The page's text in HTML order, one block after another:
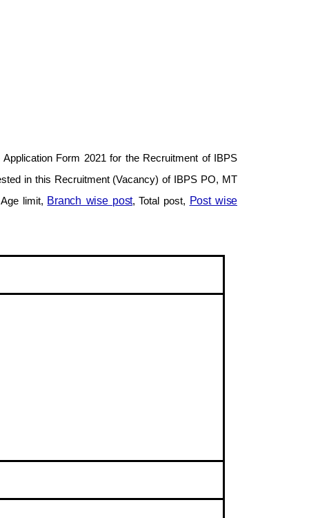
Form 2021 for the Recruitment of IBPS
in this Recruitment (Vacancy) of IBPS PO, MT
limit, Branch wise post, Total post, Post wise